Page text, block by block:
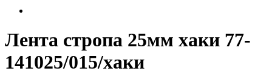
Лента стропа 25мм хаки 77-
141025/015/хаки